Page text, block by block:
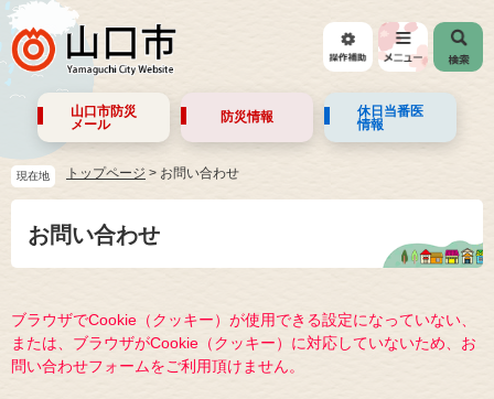
山口市防災
メール
防災情報
休日当番医
情報
現在地 トップページ > お問い合わせ
お問い合わせ
ブラウザでCookie（クッキー）が使用できる設定になっていない、
または、ブラウザがCookie（クッキー）に対応していないため、お
問い合わせフォームをご利用頂けません。